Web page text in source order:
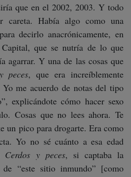
que en el 2002, 2003. Y todo
careta. Había algo como una
decirlo anacrónicamente, en
que se nutría de lo que
agarrar. Y una de las cosas que
peces, que era increíblemente
Yo me acuerdo de notas del tipo
explicándote cómo hacer sexo
Cosas que no lees ahora. Te
un pico para drogarte. Era como
Yo no sé cuánto a esa edad
Cerdos y peces, si captaba la
de “este sitio inmundo” [como